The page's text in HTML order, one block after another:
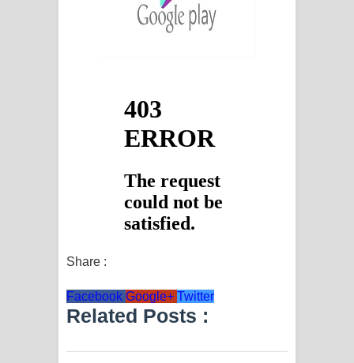
Share :
Facebook Google+ Twitter
Related Posts :